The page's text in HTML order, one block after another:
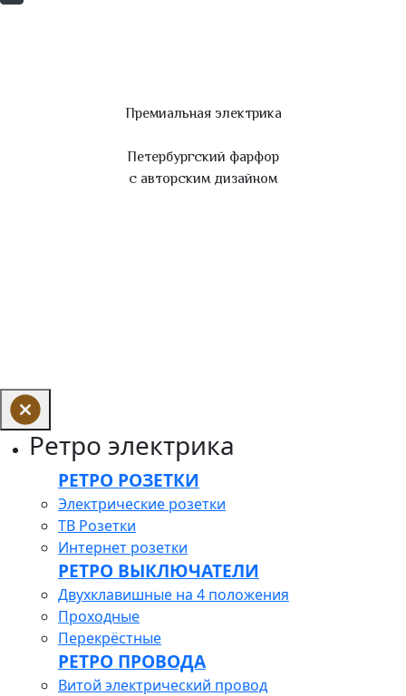
Премиальная электрика
Петербургский фарфор
с авторским дизайном
Ретро электрика
РЕТРО РОЗЕТКИ
Электрические розетки
ТВ Розетки
Интернет розетки
РЕТРО ВЫКЛЮЧАТЕЛИ
Двухклавишные на 4 положения
Проходные
Перекрёстные
РЕТРО ПРОВОДА
Витой электрический провод